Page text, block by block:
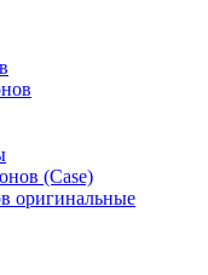
(Case)
оригинальные